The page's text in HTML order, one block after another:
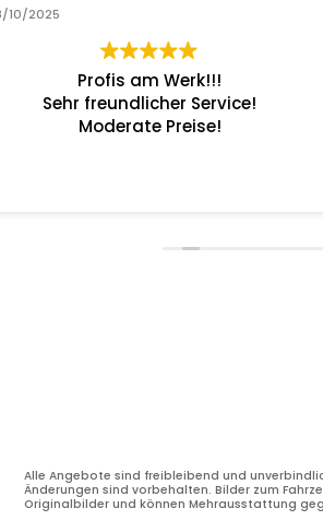
Servicetermin, von der
Fahrzeugabholung alles
Alle Angebote sind freibleibend und
Änderungen sind vorbehalten. Bilder zum
Originalbilder und können Mehrausstattung